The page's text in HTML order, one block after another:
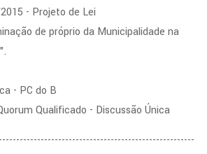
- Projeto de Lei
de próprio da Municipalidade na
- PC do B
Qualificado - Discussão Única